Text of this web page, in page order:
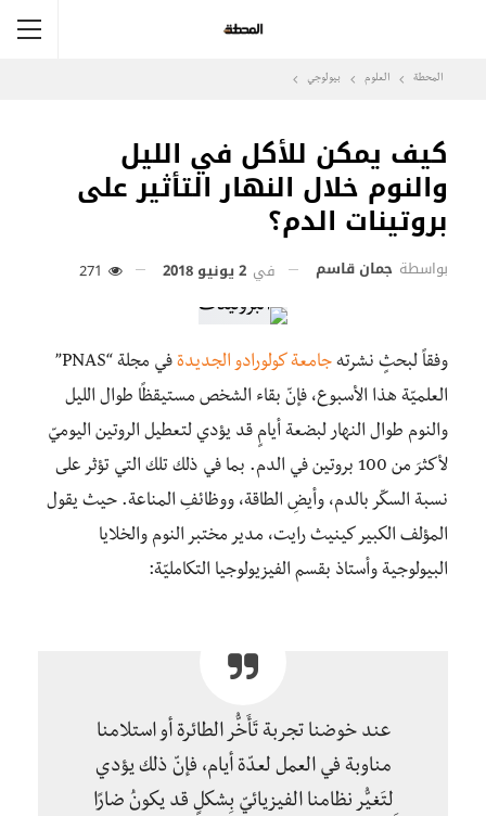
المحطة العلوم بيولوجي
كيف يمكن للأكل في الليل
والنوم خلال النهار التأثير على
بروتينات الدم؟
بواسطة جمان قاسم في 2 يونيو 2018
وفقاً لبحثٍ نشرته جامعة كولورادو الجديدة
في مجلة “PNAS”
العلميّة هذا الأسبوع، فإنّ بقاء الشخص مستيقظًا طوال الليل
والنوم طوال النهار لبضعة أيامٍ قد يؤدي لتعطيل الروتين اليوميّ
لأكثرَ من 100 بروتين في الدم. بما في ذلك تلك التي تؤثر على
نسبة السكّر بالدم، وأيضِ الطاقة، ووظائفِ المناعة. حيث يقول
المؤلف الكبير كينيث رايت، مدير مختبر النوم والخلايا
البيولوجية وأستاذ بقسم الفيزيولوجيا التكامليّة:
عند خوضنا تجربة تَأَخُّر الطائرة أو استلامنا
مناوبة في العمل لعدّة أيام، فإنّ ذلك يؤدي
ِلتَغيُّر نظامنا الفيزيائيّ بِشكلٍ قد يكونُ ضارًا